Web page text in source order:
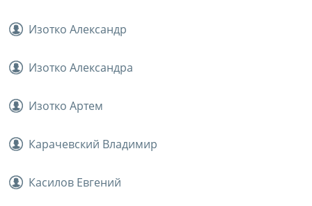
Изотко Александр
Изотко Александра
Изотко Артем
Карачевский Владимир
Касилов Евгений